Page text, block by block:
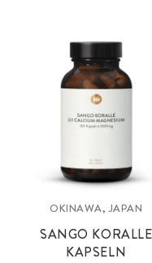
(ionisch,
OKINAWA, JAPAN
SANGO KORALLE
KAPSELN